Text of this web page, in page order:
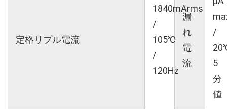
定格リプル電流
1840mArms
/
105℃
/
120Hz
漏
れ
電
流
/
5
分
値